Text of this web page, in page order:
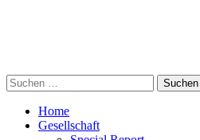
Suchen
nach:
Home
Gesellschaft